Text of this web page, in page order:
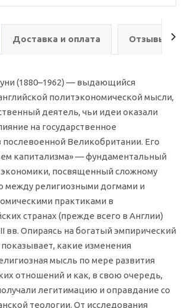
Доставка и оплата Отзывы о
(1880–1962) — выдающийся
политэкономической мысли,
деятель, чьи идеи оказали
на государственное
послевоенной Великобритании. Его
капитализма» — фундаментальный
экономики, посвященный сложному
между религиозными догмами и
практиками в
странах (прежде всего в Англии)
вв. Опираясь на богатый эмпирический
какие изменения
мысль по мере развития
отношений и как, в свою очередь,
легитимацию и оправдание со
теологии. От исследования